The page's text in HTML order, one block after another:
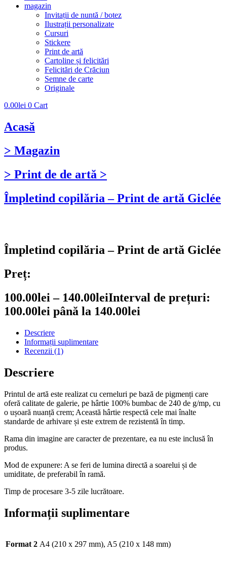
magazin
Invitații de nuntă / botez
Ilustrații personalizate
Cursuri
Stickere
Print de artă
Cartoline și felicitări
Felicitări de Crăciun
Semne de carte
Originale
0.00lei 0 Cart
Acasă
> Magazin
> Print de de artă >
Împletind copilăria – Print de artă Giclée
Împletind copilăria – Print de artă Giclée
Preț:
100.00lei – 140.00leiInterval de prețuri:
100.00lei până la 140.00lei
Descriere
Informații suplimentare
Recenzii (1)
Descriere
Printul de artă este realizat cu cerneluri pe bază de pigmenți care
oferă calitate de galerie, pe hârtie 100% bumbac de 240 de g/mp, cu
o ușoară nuanță crem; Această hârtie respectă cele mai înalte
standarde de arhivare și este extrem de rezistentă în timp.
Rama din imagine are caracter de prezentare, ea nu este inclusă în
produs.
Mod de expunere: A se feri de lumina directă a soarelui și de
umiditate, de preferabil în ramă.
Timp de procesare 3-5 zile lucrătoare.
Informații suplimentare
Format 2 A4 (210 x 297 mm), A5 (210 x 148 mm)